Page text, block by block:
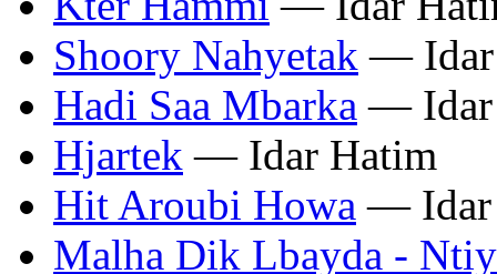
Shoory Nahyetak — Idar
Hadi Saa Mbarka — Idar
Hjartek — Idar Hatim
Hit Aroubi Howa — Idar
Malha Dik Lbayda -